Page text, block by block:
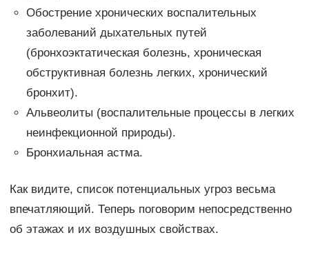
Обострение хронических воспалительных
заболеваний дыхательных путей
(бронхоэктатическая болезнь, хроническая
обструктивная болезнь легких, хронический
бронхит).
Альвеолиты (воспалительные процессы в легких
неинфекционной природы).
Бронхиальная астма.
Как видите, список потенциальных угроз весьма
впечатляющий. Теперь поговорим непосредственно
об этажах и их воздушных свойствах.